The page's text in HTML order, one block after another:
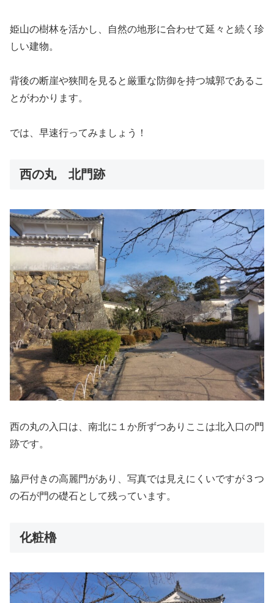
姫山の樹林を活かし、自然の地形に合わせて延々と続く珍
しい建物。
背後の断崖や狭間を見ると厳重な防御を持つ城郭であるこ
とがわかります。
では、早速行ってみましょう！
西の丸 北門跡
西の丸の入口は、南北に１か所ずつありここは北入口の門
跡です。
脇戸付きの高麗門があり、写真では見えにくいですが３つ
の石が門の礎石として残っています。
化粧櫓